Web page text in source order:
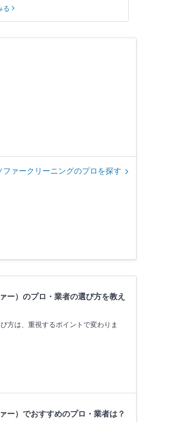
る
ァークリーニングのプロを探す
ー）のプロ・業者の選び方を教え
方は、重視するポイントで変わりま
ー）でおすすめのプロ・業者は？